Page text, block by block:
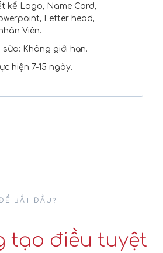
kế Logo, Name Card,
Letter head,
Viên.
sữa: Không giới hạn.
hiện 7-15 ngày.
BẮT ĐẦU?
tạo điều tuyệt